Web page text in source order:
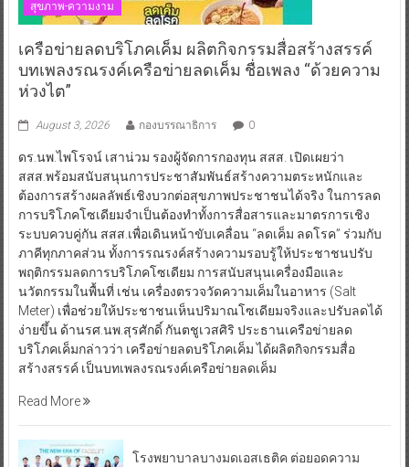
สุขภาพ-ความงาม
เครือข่ายลดบริโภคเค็ม ผลิตกิจกรรมสื่อสร้างสรรค์
บทเพลงรณรงค์เครือข่ายลดเค็ม ชื่อเพลง “ด้วยความ
ห่วงไต”
August 3, 2026 กองบรรณาธิการ 0
ดร.นพ.ไพโรจน์ เสาน่วม รองผู้จัดการกองทุน สสส. เปิดเผยว่า
สสส.พร้อมสนับสนุนการประชาสัมพันธ์สร้างความตระหนักและ
ต้องการสร้างผลลัพธ์เชิงบวกต่อสุขภาพประชาชนได้จริง ในการลด
การบริโภคโซเดียมจำเป็นต้องทำทั้งการสื่อสารและมาตรการเชิง
ระบบควบคู่กัน สสส.เพื่อเดินหน้าขับเคลื่อน “ลดเค็ม ลดโรค” ร่วมกับ
ภาคีทุกภาคส่วน ทั้งการรณรงค์สร้างความรอบรู้ให้ประชาชนปรับ
พฤติกรรมลดการบริโภคโซเดียม การสนับสนุนเครื่องมือและ
นวัตกรรมในพื้นที่ เช่น เครื่องตรวจวัดความเค็มในอาหาร (Salt
Meter) เพื่อช่วยให้ประชาชนเห็นปริมาณโซเดียมจริงและปรับลดได้
ง่ายขึ้น ด้านรศ.นพ.สุรศักดิ์ กันตชูเวสศิริ ประธานเครือข่ายลด
บริโภคเค็มกล่าวว่า เครือข่ายลดบริโภคเค็ม ได้ผลิตกิจกรรมสื่อ
สร้างสรรค์ เป็นบทเพลงรณรงค์เครือข่ายลดเค็ม
Read More
โรงพยาบาลบางมดเอสเธติค ต่อยอดความ